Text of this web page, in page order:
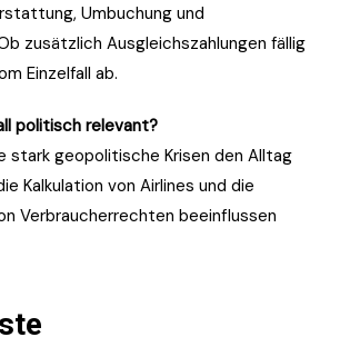
Umbuchung und
zusätzlich Ausgleichszahlungen fällig
Einzelfall ab.
politisch relevant?
stark geopolitische Krisen den Alltag
Kalkulation von Airlines und die
Verbraucherrechten beeinflussen